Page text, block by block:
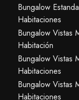
Bungalow
Habitaciones
Bungalow Vistas
Habitación
Bungalow Vistas
Habitaciones
Bungalow Vistas
Habitaciones